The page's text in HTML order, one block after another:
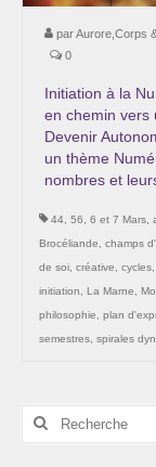
Soins
Soin et
Cœur de
Les
Nadine-
Qui suis je ?
Mon
Témoignages
parAurore,Corps
0
Initiation à la
en chemin vers
Devenir
un thème
nombres et
44 56 6 et 7 Mars
Brocéliande
champs
de soi créative cycles
initiation
La Marne
philosophie
plan
semestres spirales
Rechercher